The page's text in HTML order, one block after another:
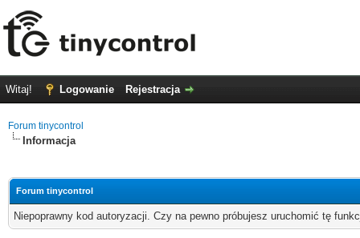
Witaj! Logowanie Rejestracja
Forum tinycontrol
Informacja
Forum tinycontrol
Niepoprawny kod autoryzacji. Czy na pewno próbujesz uruchomić tę